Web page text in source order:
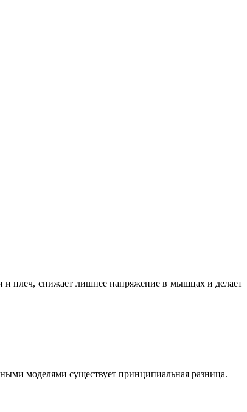
и плеч, снижает лишнее напряжение в мышцах и делает
моделями существует принципиальная разница.